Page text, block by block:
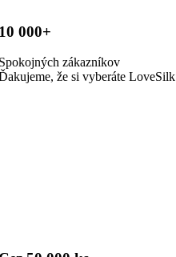
000+
zákazníkov
že si vyberáte LoveSilk